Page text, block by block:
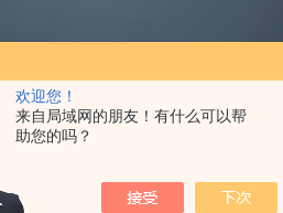
欢迎您！
来自局域网的朋友！有什么可以帮
助您的吗？
首页 产品中心